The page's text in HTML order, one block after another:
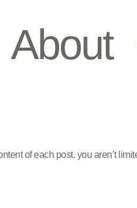
About
of each post. you aren’t